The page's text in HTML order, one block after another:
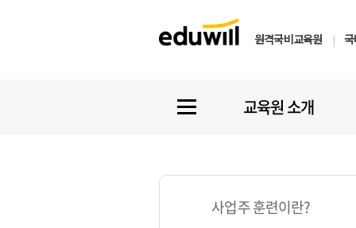
원격국비교육원 |
교육원 소개
사업주 훈련이란?